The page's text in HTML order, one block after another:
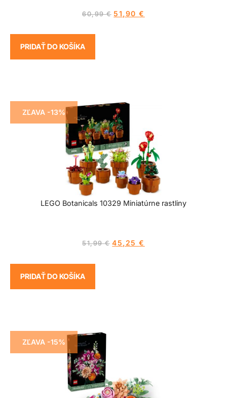
60,99€ 51,90€
PRIDAŤ DO KOŠÍKA
ZĽAVA -13%
LEGO Botanicals 10329 Miniatúrne rastliny
51,99€ 45,25€
PRIDAŤ DO KOŠÍKA
ZĽAVA -15%